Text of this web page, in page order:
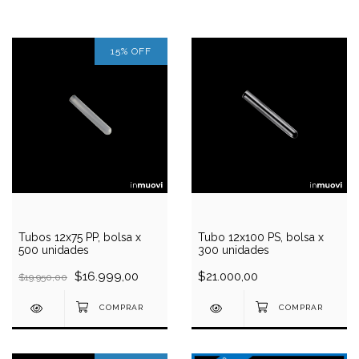
15% OFF
Tubos 12x75 PP, bolsa x
500 unidades
$19.950,00 $16.999,00
Tubo 12x100 PS, bolsa x
300 unidades
$21.000,00